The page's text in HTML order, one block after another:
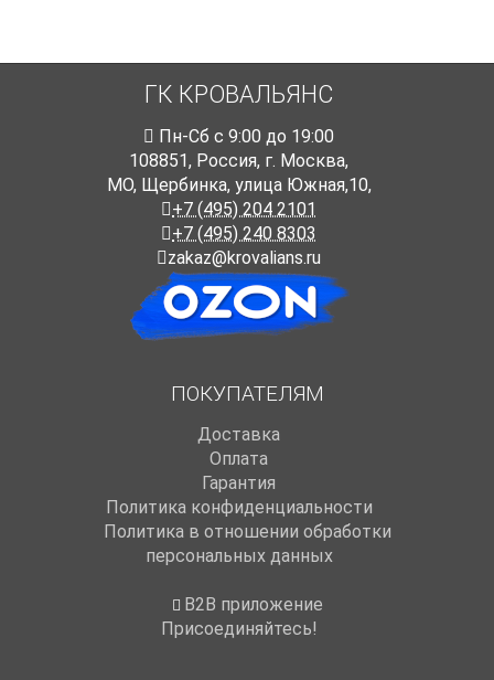
ГК КРОВАЛЬЯНС
Пн-Cб с 9:00 до 19:00
108851, Россия, г. Москва,
МО, Щербинка, улица Южная,10,
+7 (495) 204 2101
+7 (495) 240 8303
zakaz@krovalians.ru
ПОКУПАТЕЛЯМ
Доставка
Оплата
Гарантия
Политика конфиденциальности
Политика в отношении обработки
персональных данных
B2B приложение
Присоединяйтесь!